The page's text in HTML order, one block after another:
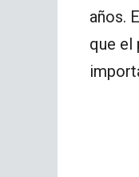
años.
que el